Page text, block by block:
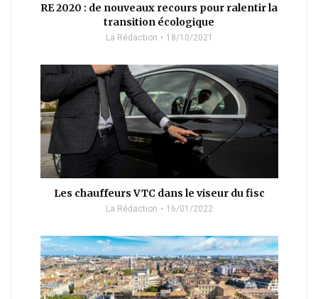
RE 2020 : de nouveaux recours pour ralentir la
transition écologique
La Rédaction 18/10/2021
Les chauffeurs VTC dans le viseur du fisc
La Rédaction 16/01/2022